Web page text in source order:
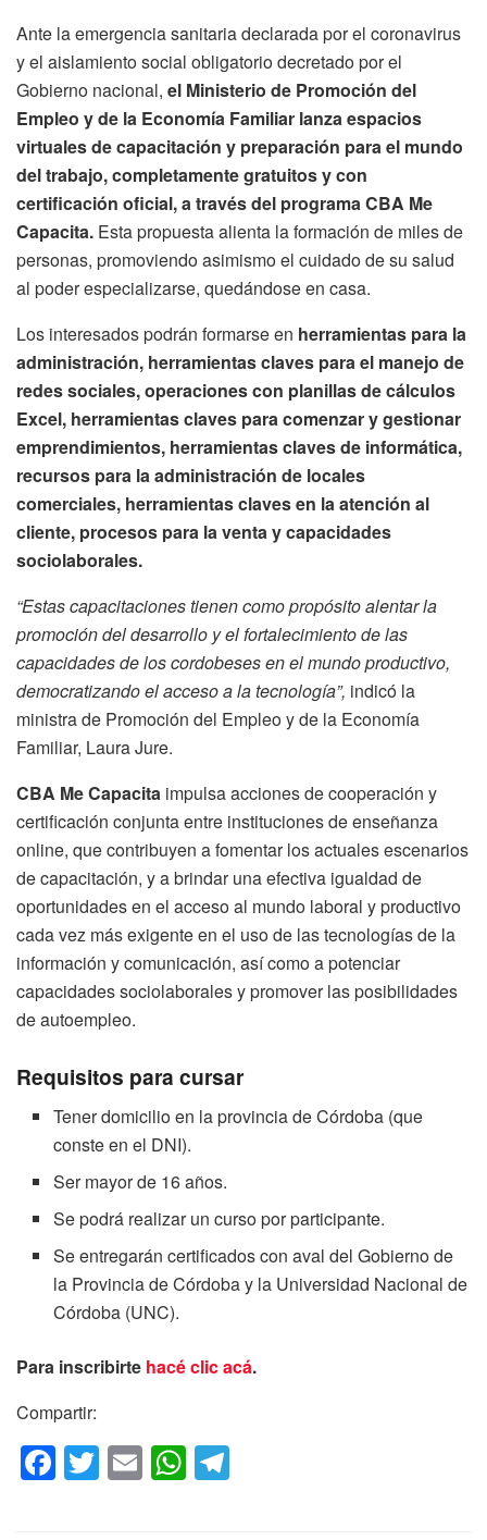
Ante la emergencia sanitaria declarada por el coronavirus
y el aislamiento social obligatorio decretado por el
Gobierno nacional, el Ministerio de Promoción del
Empleo y de la Economía Familiar lanza espacios
virtuales de capacitación y preparación para el mundo
del trabajo, completamente gratuitos y con
certificación oficial, a través del programa CBA Me
Capacita. Esta propuesta alienta la formación de miles de
personas, promoviendo asimismo el cuidado de su salud
al poder especializarse, quedándose en casa.
Los interesados podrán formarse en herramientas para la
administración, herramientas claves para el manejo de
redes sociales, operaciones con planillas de cálculos
Excel, herramientas claves para comenzar y gestionar
emprendimientos, herramientas claves de informática,
recursos para la administración de locales
comerciales, herramientas claves en la atención al
cliente, procesos para la venta y capacidades
sociolaborales.
“Estas capacitaciones tienen como propósito alentar la
promoción del desarrollo y el fortalecimiento de las
capacidades de los cordobeses en el mundo productivo,
democratizando el acceso a la tecnología”, indicó la
ministra de Promoción del Empleo y de la Economía
Familiar, Laura Jure.
CBA Me Capacita impulsa acciones de cooperación y
certificación conjunta entre instituciones de enseñanza
online, que contribuyen a fomentar los actuales escenarios
de capacitación, y a brindar una efectiva igualdad de
oportunidades en el acceso al mundo laboral y productivo
cada vez más exigente en el uso de las tecnologías de la
información y comunicación, así como a potenciar
capacidades sociolaborales y promover las posibilidades
de autoempleo.
Requisitos para cursar
Tener domicilio en la provincia de Córdoba (que
conste en el DNI).
Ser mayor de 16 años.
Se podrá realizar un curso por participante.
Se entregarán certificados con aval del Gobierno de
la Provincia de Córdoba y la Universidad Nacional de
Córdoba (UNC).
Para inscribirte hacé clic acá.
Compartir:
F
a
T
wi
E
m
W
h